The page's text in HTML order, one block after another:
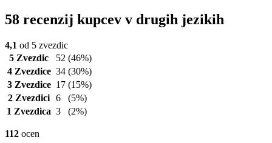
58 recenzij kupcev v drugih jezikih
4,1 od 5 zvezdic
5 Zvezdic
52 (46%)
4 Zvezdice 34 (30%)
3 Zvezdice 17 (15%)
2 Zvezdici 6
(5%)
1 Zvezdica 3 (2%)
112 ocen